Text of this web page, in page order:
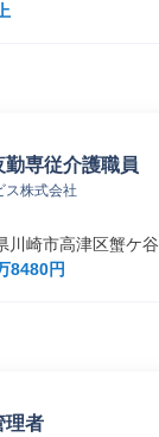
専従介護職員
ス株式会社
川崎市高津区蟹ケ谷
8480円
理者